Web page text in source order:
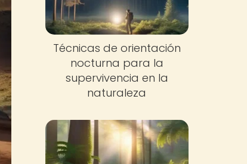
Técnicas de orientación
nocturna para la
supervivencia en la
naturaleza